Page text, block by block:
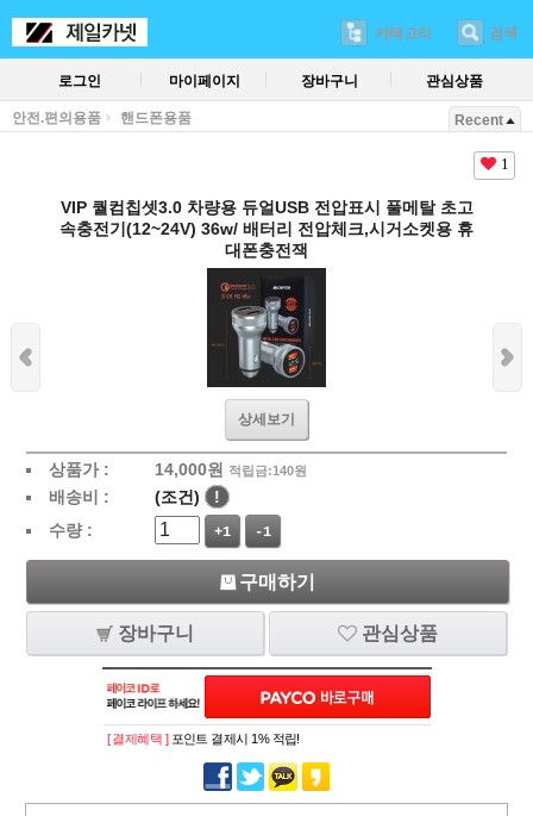
카테고리 검색
로그인 마이페이지 장바구니 관심상품
안전.편의용품 핸드폰용품 Recent
1
VIP 퀄컴칩셋3.0 차량용 듀얼USB 전압표시 풀메탈 초고
속충전기(12~24V) 36w/ 배터리 전압체크,시거소켓용 휴
대폰충전잭
상세보기
상품가 : 14,000원 적립금:140원
배송비 : (조건)
!
수량 :
+1 -1
구매하기
장바구니 관심상품
[ 결제혜택 ] 포인트 결제시 1% 적립!